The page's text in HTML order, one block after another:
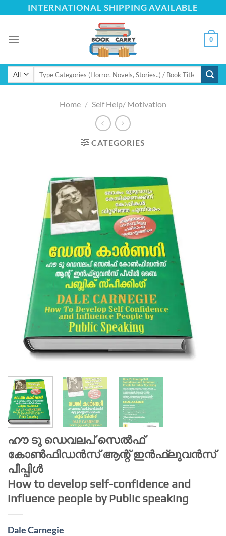
to
INTERNATIONAL SHIPPING AVAILABLE
0
Search
Home / Self Help/ Motivation
CATEGORIES
ഹൗ ടു ഡെവലപ് സെല്‍ഫ്
കോണ്‍ഫിഡന്‍സ് ആന്റ് ഇന്‍ഫ്ലുവന്‍സ്
പീപ്പിള്‍
How to develop self-confidence and
influence people by Public speaking
Dale Carnegie